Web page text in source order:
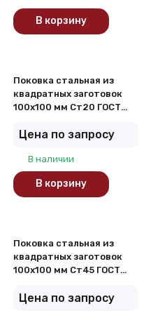
В корзину
Поковка стальная из
квадратных заготовок
100х100 мм Ст20 ГОСТ
Цена по запросу
В наличии
В корзину
Поковка стальная из
квадратных заготовок
100х100 мм Ст45 ГОСТ
Цена по запросу